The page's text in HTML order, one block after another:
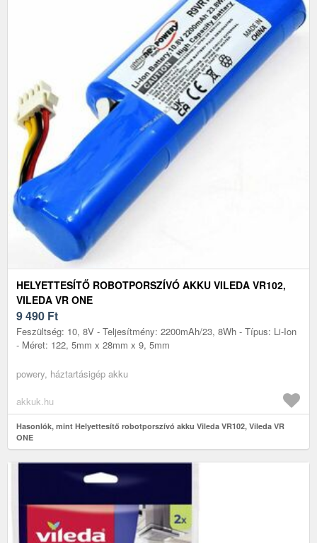
HELYETTESÍTŐ ROBOTPORSZÍVÓ AKKU VILEDA VR102,
VILEDA VR ONE
9 490 Ft
Feszültség: 10, 8V - Teljesítmény: 2200mAh/23, 8Wh - Típus: Li-Ion
- Méret: 122, 5mm x 28mm x 9, 5mm
powery, háztartásigép akku
akkuk.hu
Hasonlók, mint Helyettesítő robotporszívó akku Vileda VR102, Vileda VR
ONE